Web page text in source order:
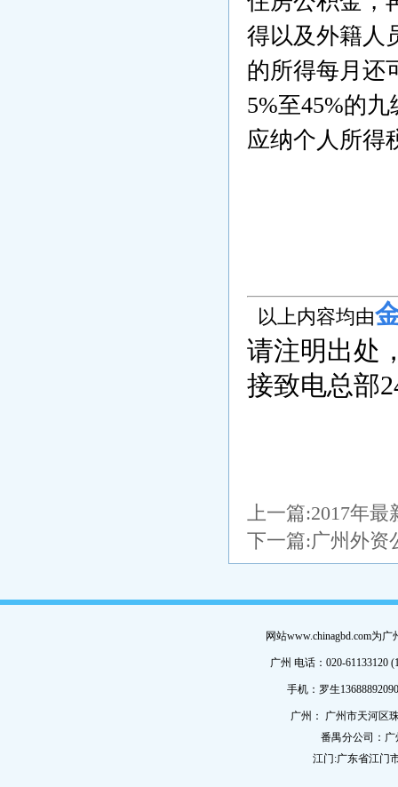
得以及外籍人
的所得每月还
5%至45%的
应纳个人所得
以上内容均由
请注明出处
接致电总部
上一篇:2017年
下一篇:广州外资
网站www.chinagbd.com为
广州 电话：020-61133120
手机：罗生
广州： 广州市天河区
番禺分公司：
江门:广东省江门